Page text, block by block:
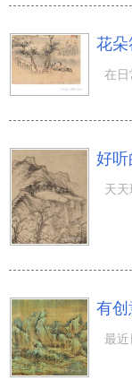
花朵
好听
有创